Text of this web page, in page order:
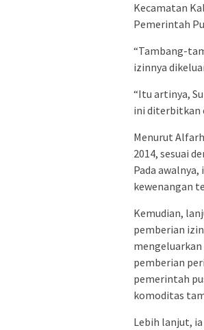
Kecamatan
Pemerintah
“Tambang-
izinnya
“Itu artinya,
ini diterbitkan
Menurut
2014, sesuai
Pada
kewenangan
Kemudian,
pemberian
mengeluarkan
pemberian
pemerintah
komoditas
Lebih lanjut,